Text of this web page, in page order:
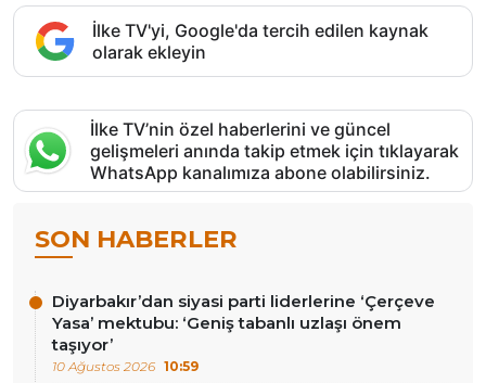
İlke TV'yi, Google'da tercih edilen kaynak
olarak ekleyin
İlke TV’nin özel haberlerini ve güncel
gelişmeleri anında takip etmek için tıklayarak
WhatsApp kanalımıza abone olabilirsiniz.
SON HABERLER
Diyarbakır’dan siyasi parti liderlerine ‘Çerçeve
Yasa’ mektubu: ‘Geniş tabanlı uzlaşı önem
taşıyor’
10 Ağustos 2026 10:59